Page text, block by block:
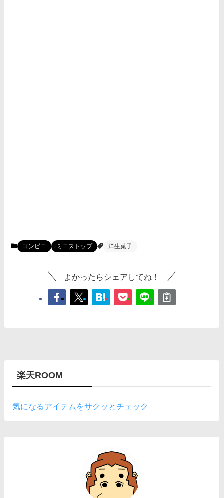
コンビニ ミニストップ 洋生菓子
よかったらシェアしてね！
楽天ROOM
気になるアイテムをサクッとチェック